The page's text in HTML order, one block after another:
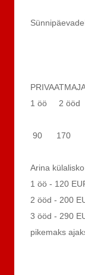
1 öö 2
90 170
Arina
1 öö - 120
2 ööd - 200
3 ööd - 290
pikemaks